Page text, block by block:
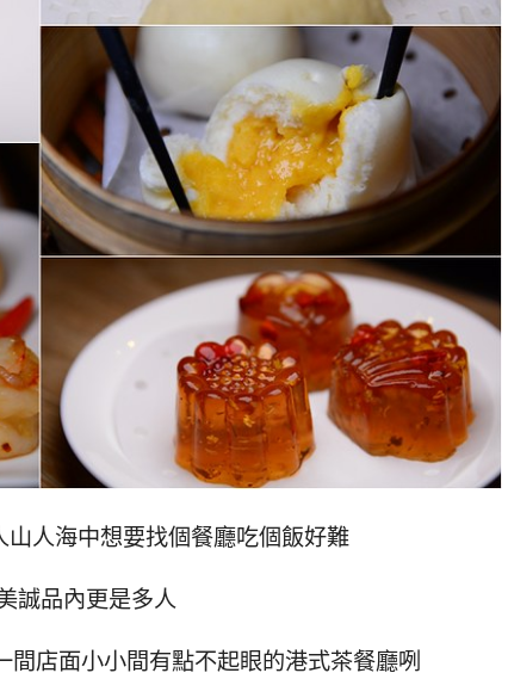
人海中想要找個餐廳吃個飯好難
誠品內更是多人
店面小小間有點不起眼的港式茶餐廳咧